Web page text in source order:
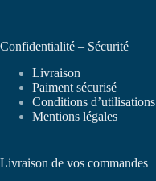
Confidentialité – Sécurité
Livraison
Paiment sécurisé
Conditions d’utilisations
Mentions légales
Livraison de vos commandes